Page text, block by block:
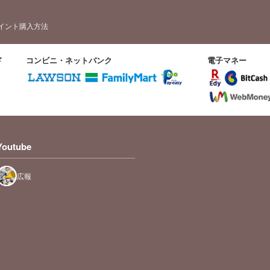
ント購入方法
コンビニ・ネットバンク 電子マネー
広報